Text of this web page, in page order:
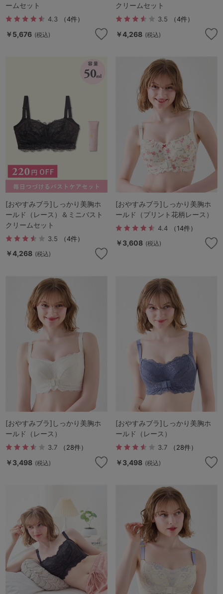
ームセット
4.3 （4件）
￥5,676 (税込)
クリームセット
3.5 （4件）
￥4,268 (税込)
[おやすみブラ]しっかり美胸ホ
ールド（レース）＆ミニバスト
クリームセット
3.5 （4件）
￥4,268 (税込)
[おやすみブラ]しっかり美胸ホ
ールド（プリント花柄レース）
4.4 （14件）
￥3,608 (税込)
[おやすみブラ]しっかり美胸ホ
ールド（レース）
3.7 （28件）
￥3,498 (税込)
[おやすみブラ]しっかり美胸ホ
ールド（レース）
3.7 （28件）
￥3,498 (税込)